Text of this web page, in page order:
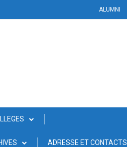
ALUMNI
ADRESSE ET CONTACTS